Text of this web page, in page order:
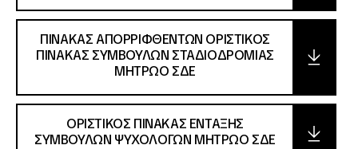
ΠΙΝΑΚΑΣ ΑΠΟΡΡΙΦΘΕΝΤΩΝ ΟΡΙΣΤΙΚΟΣ
ΠΙΝΑΚΑΣ ΣΥΜΒΟΥΛΩΝ ΣΤΑΔΙΟΔΡΟΜΙΑΣ
ΜΗΤΡΩΟ ΣΔΕ
ΟΡΙΣΤΙΚΟΣ ΠΙΝΑΚΑΣ ΕΝΤΑΞΗΣ
ΣΥΜΒΟΥΛΩΝ ΨΥΧΟΛΟΓΩΝ ΜΗΤΡΩΟ ΣΔΕ